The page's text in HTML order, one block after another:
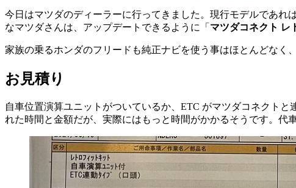
今日はマツダのディーラーに行ってきました。現行モデルであれ
なマツダさんは、アップデートできるように「 マツダコネクト レ
家族の乗るホンダのフリードも純正ナビを使う事はほとんどなく
お見積り
自車位置演算ユニットがついているか、ETC がマツダコネクト
れた時間と金額だが、実際にはもっと時間がかかるそうです。代